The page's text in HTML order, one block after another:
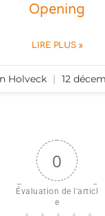
Opening
LIRE PLUS »
Holveck 12
0
Évaluation de l'articl
e